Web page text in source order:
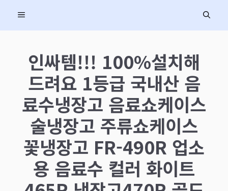
MENU
인싸템!!! 100%설치해
드려요 1등급 국내산 음
료수냉장고 음료쇼케이스
술냉장고 주류쇼케이스
꽃냉장고 FR-490R 업소
용 음료수 컬러 화이트